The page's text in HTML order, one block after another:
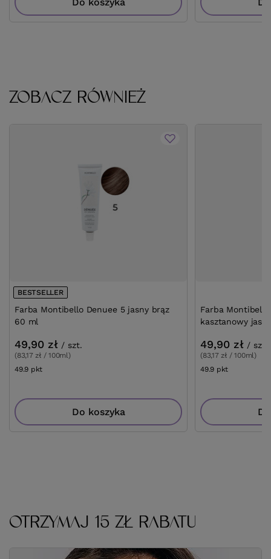
ZOBACZ RÓWNIEŻ
BESTSELLER
Farba Montibello Denuee 5 jasny brąz
60 ml
49,90 zł / szt.
(83,17 zł / 100ml)
49.9 pkt
Do koszyka
Farba
kasztanowy
49,90 zł / szt.
(83,17 zł / 100ml)
49.9 pkt
OTRZYMAJ 15 ZŁ RABATU